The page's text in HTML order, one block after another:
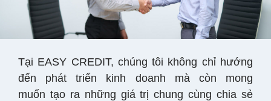
Tại EASY CREDIT, chúng tôi không chỉ hướng
đến phát triển kinh doanh mà còn mong
muốn tạo ra những giá trị chung cùng chia sẻ